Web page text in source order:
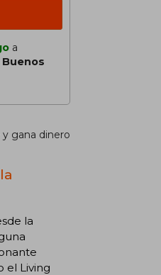
a
Buenos
gana dinero
la
el Living